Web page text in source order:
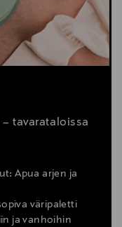
tavarataloissa
Apua arjen ja
väripaletti
ja vanhoihin